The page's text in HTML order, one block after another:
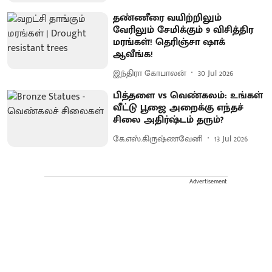
தண்ணீரை வயிற்றிலும்
வேரிலும் சேமிக்கும் 9 விசித்திர
மரங்கள்! தெரிஞ்சா ஷாக்
ஆவீங்க!
இந்திரா கோபாலன் 30 Jul 2026
பித்தளை vs வெண்கலம்: உங்கள்
வீட்டு பூஜை அறைக்கு எந்தச்
சிலை அதிர்ஷ்டம் தரும்?
கே.எஸ்.கிருஷ்ணவேனி 13 Jul 2026
Advertisement